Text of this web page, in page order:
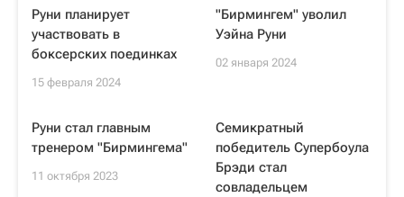
Руни планирует
участвовать в
боксерских поединках
15 февраля 2024
"Бирмингем" уволил
Уэйна Руни
02 января 2024
Руни стал главным
тренером "Бирмингема"
11 октября 2023
Семикратный
победитель Супербоула
Брэди стал
совладельцем